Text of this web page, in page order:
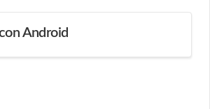
Android